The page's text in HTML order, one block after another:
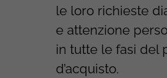
le loro richieste
e attenzione
in tutte le fasi del
d’acquisto.